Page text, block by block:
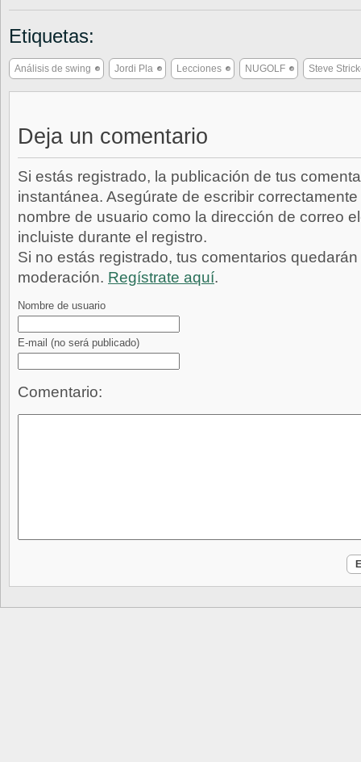
Etiquetas:
Análisis de swing Jordi Pla Lecciones NUGOLF Steve
Deja un comentario
Si estás registrado, la publicación de tus
instantánea. Asegúrate de escribir
nombre de usuario como la dirección de correo
incluiste durante el registro.
Si no estás registrado, tus comentarios
moderación. Regístrate aquí.
Nombre de usuario
E-mail (no será publicado)
Comentario: